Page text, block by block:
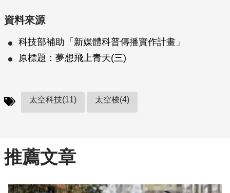
資料來源
科技部補助「新媒體科普傳播實作計畫」
原標題：夢想飛上青天(三)
太空科技(11) 太空梭(4)
推薦文章